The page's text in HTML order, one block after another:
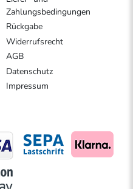
Zahlungsbedingungen
Rückgabe
Widerrufsrecht
AGB
Datenschutz
Impressum